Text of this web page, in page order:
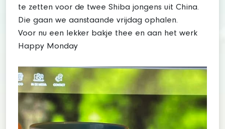
te zetten voor de twee Shiba jongens uit China.
Die gaan we aanstaande vrijdag ophalen.
Voor nu een lekker bakje thee en aan het werk
Happy Monday